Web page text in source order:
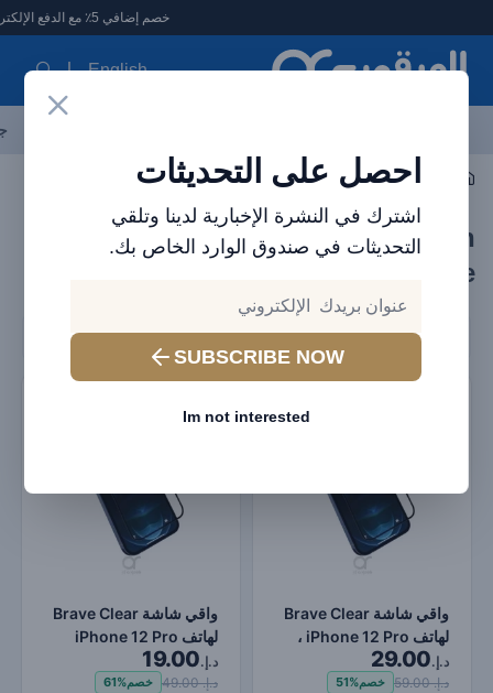
العرقوب - متجر الإلكترونيات في الإمارات
خصم إضافي 5٪ مع الدفع الإلكتروني
English
احصل على التحديثات
اشترك في النشرة الإخبارية لدينا وتلقي
التحديثات في صندوق الوارد الخاص بك.
SUBSCRIBE NOW
Im not interested
اكسسوارات الجوال واقيات الشاشة
Buy iPhone & Samsung Screen
Protectors UAE | Baseus & Brave​
Filters
واقي شاشة Brave Clear
لهاتف iPhone 12 Pro ،
حماية ضد الصدمات وال…
د.إ.29.00
د.إ. 59.00 خصم51%
واقي شاشة Brave Clear
لهاتف iPhone 12 Pro
Max ، حماية ضد
الصدمات…
د.إ.19.00
د.إ. 49.00 خصم61%